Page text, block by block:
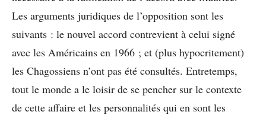
Les arguments juridiques de l’opposition sont les
suivants : le nouvel accord contrevient à celui signé
avec les Américains en 1966 ; et (plus hypocritement)
les Chagossiens n’ont pas été consultés. Entretemps,
tout le monde a le loisir de se pencher sur le contexte
de cette affaire et les personnalités qui en sont les